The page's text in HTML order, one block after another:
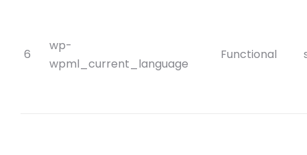
6
wp-
wpml_current_language
Functional